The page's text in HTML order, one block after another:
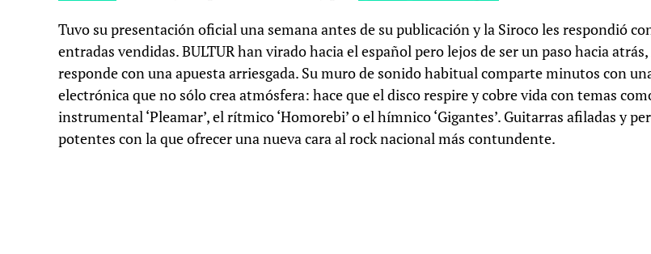
Tuvo su presentación oficial una semana antes de su publicación y la Siroco les respondió
entradas vendidas. BULTUR han virado hacia el español pero lejos de ser un paso hacia atrás,
responde con una apuesta arriesgada. Su muro de sonido habitual comparte minutos con
electrónica que no sólo crea atmósfera: hace que el disco respire y cobre vida con temas
instrumental ‘Pleamar’, el rítmico ‘Homorebi’ o el hímnico ‘Gigantes’. Guitarras afiladas y
potentes con la que ofrecer una nueva cara al rock nacional más contundente.